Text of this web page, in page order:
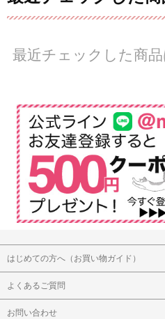
最近チェックした商
はじめての方へ（お買い物ガイド）
よくあるご質問
お問い合わせ